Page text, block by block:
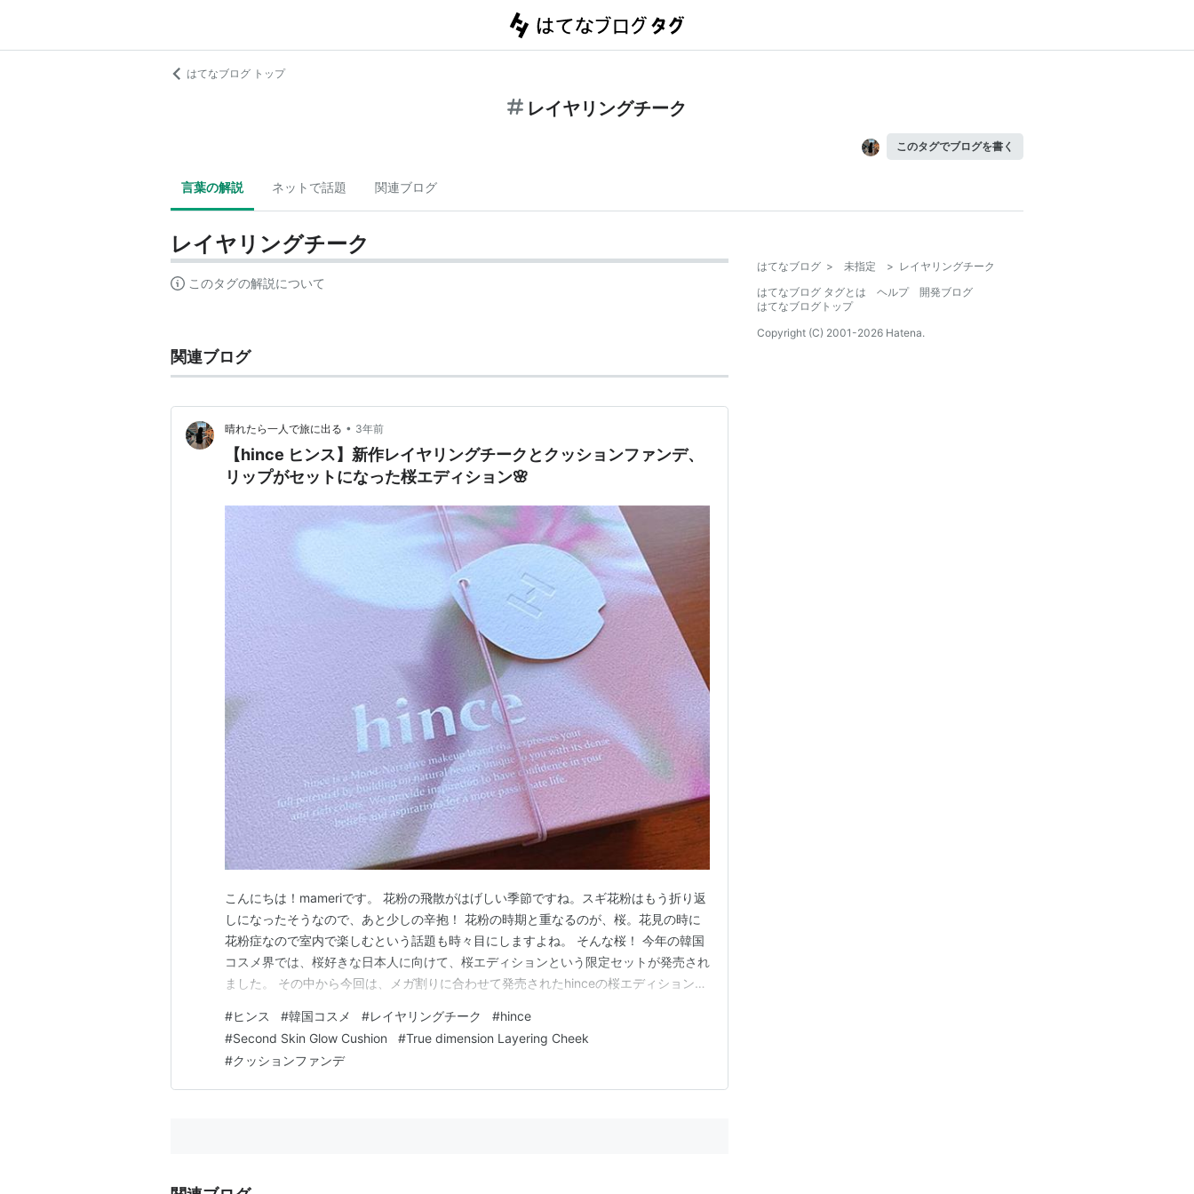
はてなブログ トップ
レイヤリングチーク
このタグでブログを書く
言葉の解説 ネットで話題 関連ブログ
レイヤリングチーク
このタグの解説について
関連ブログ
晴れたら一人で旅に出る • 3年前
【hince ヒンス】新作レイヤリングチークとクッションファンデ、
リップがセットになった桜エディション🌸
こんにちは！mameriです。 花粉の飛散がはげしい季節ですね。スギ花粉はもう折り返
しになったそうなので、あと少しの辛抱！ 花粉の時期と重なるのが、桜。花見の時に
花粉症なので室内で楽しむという話題も時々目にしますよね。 そんな桜！ 今年の韓国
コスメ界では、桜好きな日本人に向けて、桜エディションという限定セットが発売され
ました。 その中から今回は、メガ割りに合わせて発売されたhinceの桜エディションを
Cushion スウォッチ True dimension Layering Cheek スウォッチ…
#ヒンス #韓国コスメ #レイヤリングチーク #hince
#Second Skin Glow Cushion #True dimension Layering Cheek
#クッションファンデ
はてなブログ > 未指定 > レイヤリングチーク
はてなブログ タグとは
ヘルプ
開発ブログ
はてなブログトップ
Copyright (C) 2001-2026 Hatena.